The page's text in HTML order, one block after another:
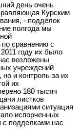
день очень
Курским
- подделок
полгода мы
по сравнению с
году их было
возложены
учреждений
и контроль за их
их
180 тысяч
листков
ситуация
испорченных
с подделками нас